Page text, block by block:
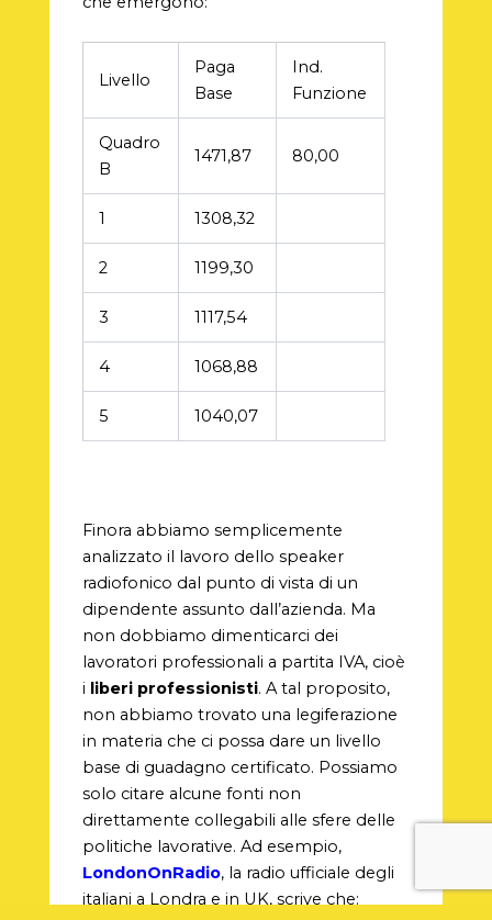
Livello
Paga
Base
Ind.
Funzione
Quadro
B
1471,87 80,00
1 1308,32
2 1199,30
3 1117,54
4 1068,88
5 1040,07
Finora abbiamo semplicemente
analizzato il lavoro dello speaker
radiofonico dal punto di vista di un
dipendente assunto dall’azienda. Ma
non dobbiamo dimenticarci dei
lavoratori professionali a partita IVA, cioè
i liberi professionisti. A tal proposito,
non abbiamo trovato una legiferazione
in materia che ci possa dare un livello
base di guadagno certificato. Possiamo
solo citare alcune fonti non
direttamente collegabili alle sfere delle
politiche lavorative. Ad esempio,
LondonOnRadio, la radio ufficiale degli
italiani a Londra e in UK, scrive che: